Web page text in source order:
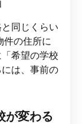
同じくらい
件の住所に
希望の学校
は、事前の
が変わる